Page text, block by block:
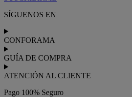
SÍGUENOS EN
CONFORAMA
GUÍA DE COMPRA
ATENCIÓN AL CLIENTE
Pago 100% Seguro